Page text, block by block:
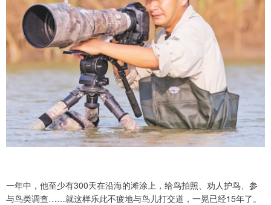
一年中，他至少有300天在沿海的滩涂上，给鸟拍照、劝人护鸟、参
与鸟类调查……就这样乐此不疲地与鸟儿打交道，一晃已经15年了。